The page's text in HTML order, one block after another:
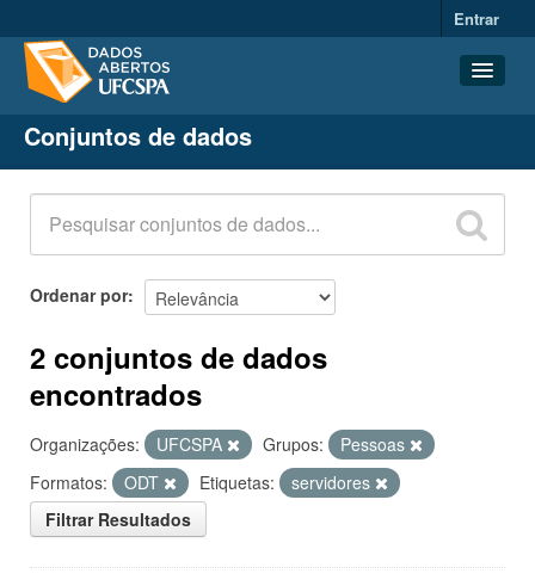
Entrar
Conjuntos de dados
Organizações
Grupos
Sobre
Conjuntos de dados
Ordenar por
2 conjuntos de dados
encontrados
Organizações: UFCSPA Grupos:
Pessoas
Formatos:
ODT Etiquetas:
servidores
Filtrar Resultados